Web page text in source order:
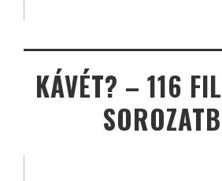
KÁVÉT? – 116